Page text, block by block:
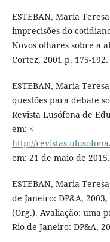
ESTEBAN, Maria
imprecisões do
Novos olhares sobre a
Cortez, 2001 p. 175-192.
ESTEBAN, Maria
questões para debate
Revista Lusófona de
em: <
http://
em: 21 de maio de 2015.
ESTEBAN, Maria
de Janeiro: DP&A,
(Org.). Avaliação: uma
Rio de Janeiro: DP&A,